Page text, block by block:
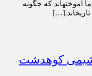
آموخته‏اند كه چگونه
کوهدشت